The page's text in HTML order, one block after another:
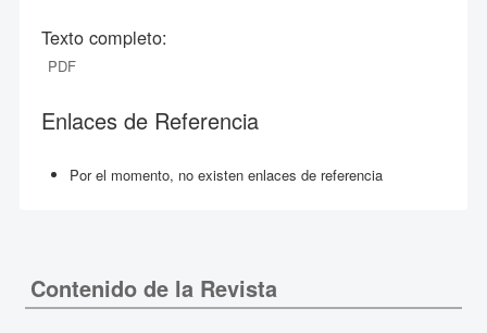
Texto completo:
PDF
Enlaces de Referencia
Por el momento, no existen enlaces de referencia
Contenido de la Revista